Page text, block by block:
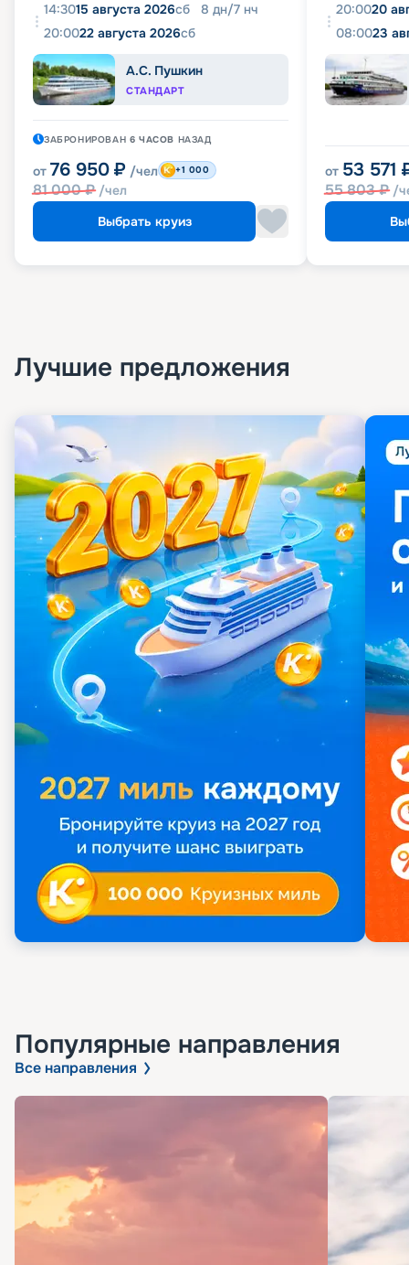
14:3015 августа 2026сб 8 дн/7 нч
20:0022 августа 2026сб
А.С. Пушкин
СТАНДАРТ
ЗАБРОНИРОВАН 6 ЧАСОВ НАЗАД
от 76 950 ₽ /чел
81 000₽ /чел
+1 000
Выбрать круиз
20:0020
08:0023
от 53 571
55 803₽ /
Лучшие предложения
Популярные направления
Все направления